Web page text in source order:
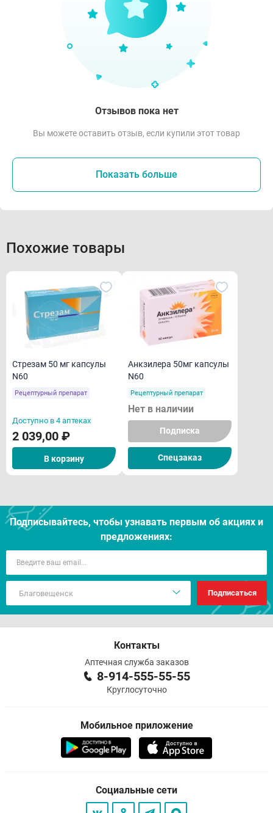
Отзывов пока нет
Вы можете оставить отзыв, если купили этот товар
Показать больше
Похожие товары
Стрезам 50 мг капсулы
N60
Рецептурный препарат
Доступно в 4 аптеках
2 039,00 ₽
В корзину
Анкзилера 50мг капсулы
N60
Рецептурный препарат
Нет в наличии
Подписка
Спецзаказ
Подписывайтесь, чтобы узнавать первым об акцияx и
предложениях:
Подписаться
Контакты
Аптечная служба заказов
8-914-555-55-55
Круглосуточно
Мобильное приложение
Социальные сети